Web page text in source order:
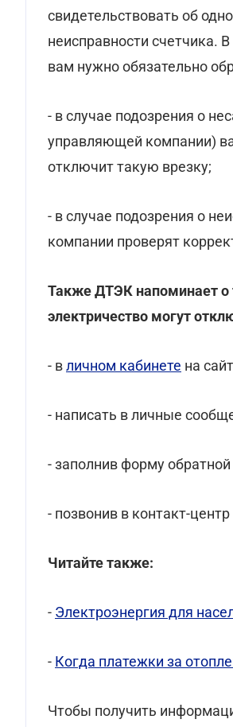
свидетельствовать об
неисправности счетчика.
вам нужно обязательно
- в случае подозрения о
управляющей компании)
отключит такую врезку;
- в случае подозрения о
компании проверят
Также ДТЭК напоминает о
электричество могут
- вличном кабинете на
- написать в личные
- заполнив форму обратной
- позвонив в контакт-
Читайте также:
- Электроэнергия для
- Когда платежки за
Чтобы получить